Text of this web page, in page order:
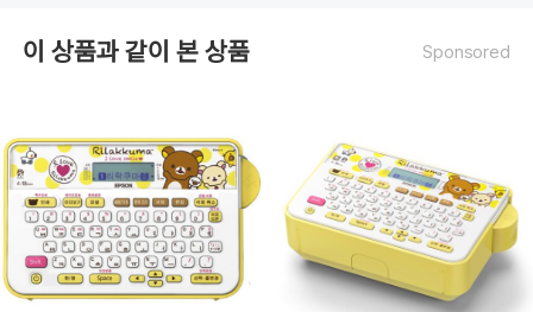
이 상품과 같이 본 상품 Sponsored